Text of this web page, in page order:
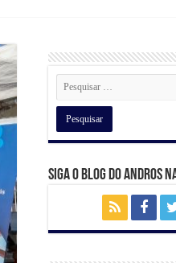
Siga o Blog do Andros